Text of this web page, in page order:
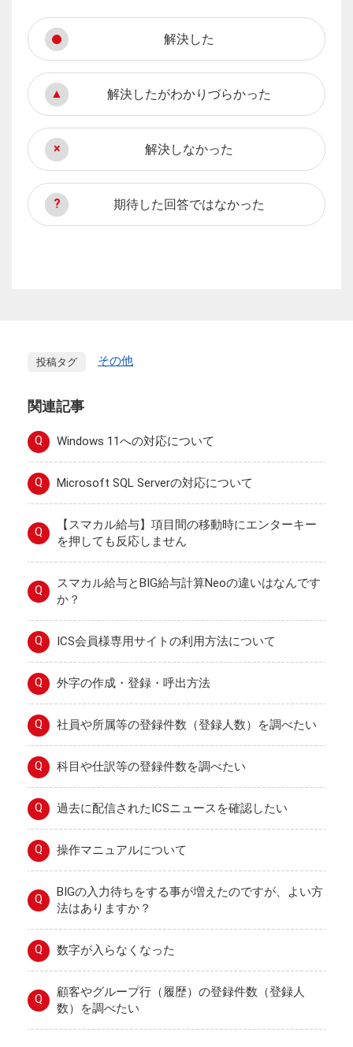
解決した
解決したがわかりづらかった
解決しなかった
期待した回答ではなかった
投稿タグ その他
関連記事
Q Windows 11への対応について
Q Microsoft SQL Serverの対応について
Q
【スマカル給与】項目間の移動時にエンターキー
を押しても反応しません
Q
スマカル給与とBIG給与計算Neoの違いはなんです
か？
Q ICS会員様専用サイトの利用方法について
Q 外字の作成・登録・呼出方法
Q 社員や所属等の登録件数（登録人数）を調べたい
Q 科目や仕訳等の登録件数を調べたい
Q 過去に配信されたICSニュースを確認したい
Q 操作マニュアルについて
Q
BIGの入力待ちをする事が増えたのですが、よい方
法はありますか？
Q 数字が入らなくなった
Q
顧客やグループ行（履歴）の登録件数（登録人
数）を調べたい